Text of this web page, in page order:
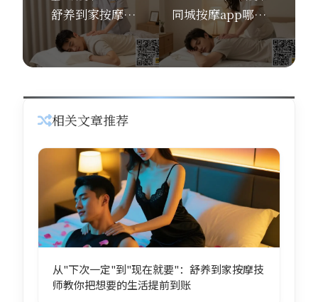
舒养到家按摩：上门按摩怎么预约？同城按摩app哪个好？揭秘省钱秘籍 同城按摩app哪个好？舒养到家按摩30分钟上门，300元优惠券别错过！
相关文章推荐
从"下次一定"到"现在就要"：舒养到家按摩技
师教你把想要的生活提前到账